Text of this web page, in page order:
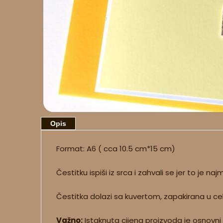
Opis
Format: A6 ( cca 10.5 cm*15 cm)
Čestitku ispiši iz srca i zahvali se jer to je
Čestitka dolazi sa kuvertom, zapakirana u
Važno:Istaknuta cijena proizvoda je